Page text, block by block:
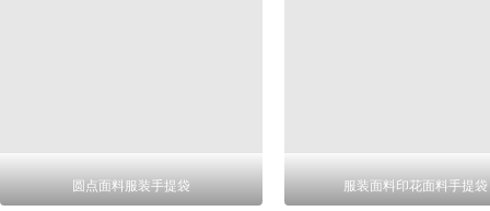
圆点面料服装手提袋 服装面料印花面料手提袋